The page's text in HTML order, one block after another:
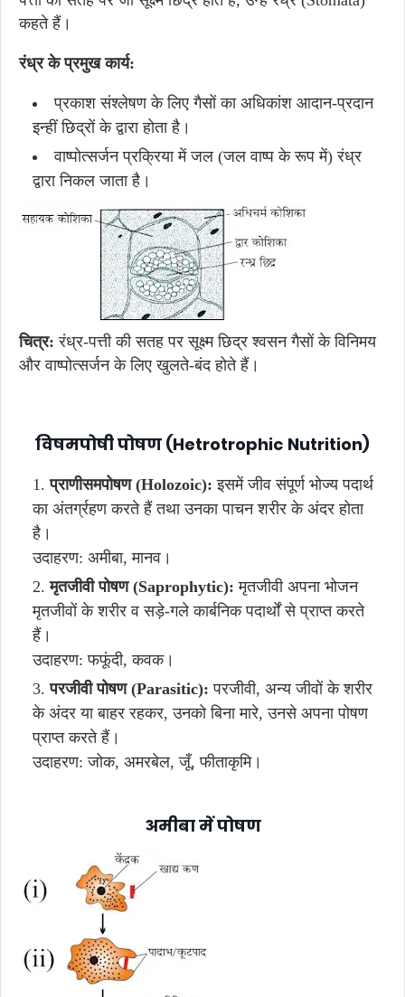
कहते हैं।
रंध्र के प्रमुख कार्य:
प्रकाश संश्लेषण के लिए गैसों का अधिकांश आदान-प्रदान
इन्हीं छिद्रों के द्वारा होता है।
वाष्पोत्सर्जन प्रक्रिया में जल (जल वाष्प के रूप में) रंध्र
द्वारा निकल जाता है।
चित्र: रंध्र-पत्ती की सतह पर सूक्ष्म छिद्र श्वसन गैसों के विनिमय
और वाष्पोत्सर्जन के लिए खुलते-बंद होते हैं।
विषमपोषी पोषण (Hetrotrophic Nutrition)
प्राणीसमपोषण (Holozoic): इसमें जीव संपूर्ण भोज्य पदार्थ
का अंतर्ग्रहण करते हैं तथा उनका पाचन शरीर के अंदर होता
है।
उदाहरण: अमीबा, मानव।
मृतजीवी पोषण (Saprophytic): मृतजीवी अपना भोजन
मृतजीवों के शरीर व सड़े-गले कार्बनिक पदार्थों से प्राप्त करते
हैं।
उदाहरण: फफूंदी, कवक।
परजीवी पोषण (Parasitic): परजीवी, अन्य जीवों के शरीर
के अंदर या बाहर रहकर, उनको बिना मारे, उनसे अपना पोषण
प्राप्त करते हैं।
उदाहरण: जोक, अमरबेल, जूँ, फीताकृमि।
अमीबा में पोषण